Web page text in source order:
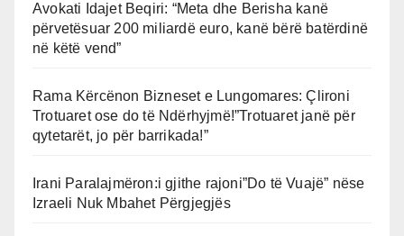
Avokati Idajet Beqiri: “Meta dhe Berisha kanë
përvetësuar 200 miliardë euro, kanë bërë batërdinë
në këtë vend”
Rama Kërcënon Bizneset e Lungomares: Çlironi
Trotuaret ose do të Ndërhyjmë!”Trotuaret janë për
qytetarët, jo për barrikada!”
Irani Paralajmëron:i gjithe rajoni”Do të Vuajë” nëse
Izraeli Nuk Mbahet Përgjegjës